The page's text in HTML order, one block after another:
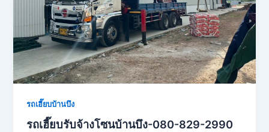
รถเฮี๊ยบบ้านบึง
รถเฮี๊ยบรับจ้างโซนบ้านบึง-080-829-2990